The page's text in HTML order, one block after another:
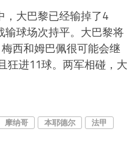
大巴黎已经输掉了4
球场次持平。大巴黎将
西和姆巴佩很可能会继
狂进11球。两军相碰，大
摩纳哥 本耶德尔
法甲